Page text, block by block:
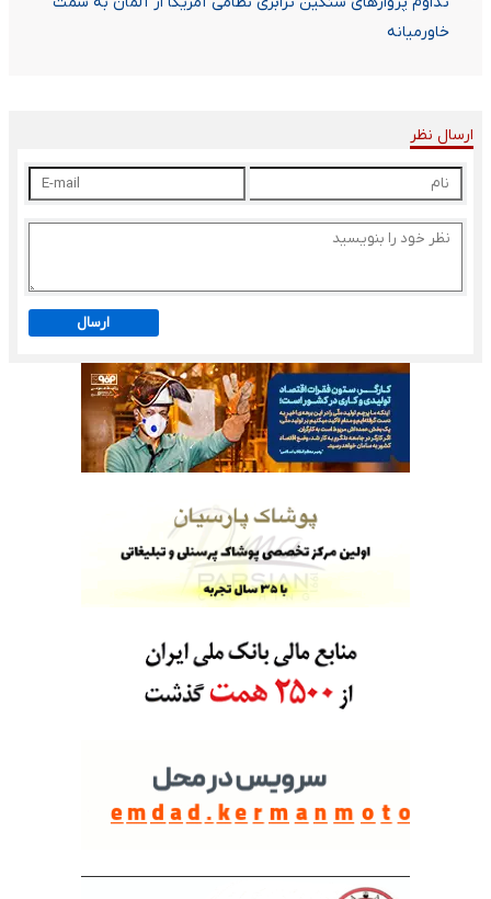
خاورمیانه
ارسال نظر
ارسال